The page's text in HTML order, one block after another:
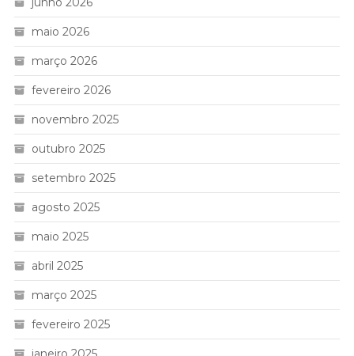
maio 2026
março 2026
fevereiro 2026
novembro 2025
outubro 2025
setembro 2025
agosto 2025
maio 2025
abril 2025
março 2025
fevereiro 2025